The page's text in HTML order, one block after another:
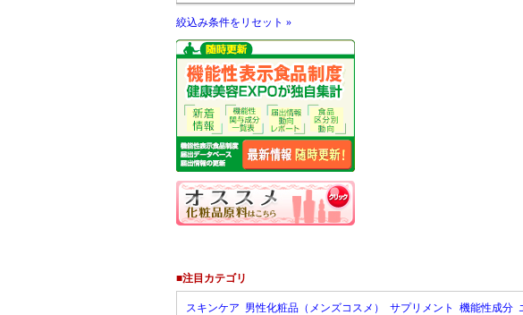
絞込み条件をリセット »
■注目カテゴリ
スキンケア 男性化粧品（メンズコスメ） サプリメント 機能性成分